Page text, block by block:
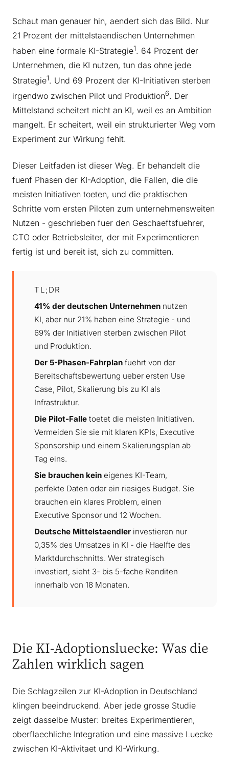
Schaut man genauer hin, aendert sich das Bild. Nur
21 Prozent der mittelstaendischen Unternehmen
haben eine formale KI-Strategie1. 64 Prozent der
Unternehmen, die KI nutzen, tun das ohne jede
Strategie1. Und 69 Prozent der KI-Initiativen sterben
irgendwo zwischen Pilot und Produktion6. Der
Mittelstand scheitert nicht an KI, weil es an Ambition
mangelt. Er scheitert, weil ein strukturierter Weg vom
Experiment zur Wirkung fehlt.
Dieser Leitfaden ist dieser Weg. Er behandelt die
fuenf Phasen der KI-Adoption, die Fallen, die die
meisten Initiativen toeten, und die praktischen
Schritte vom ersten Piloten zum unternehmensweiten
Nutzen - geschrieben fuer den Geschaeftsfuehrer,
CTO oder Betriebsleiter, der mit Experimentieren
fertig ist und bereit ist, sich zu committen.
TL;DR
41% der deutschen Unternehmen nutzen
KI, aber nur 21% haben eine Strategie - und
69% der Initiativen sterben zwischen Pilot
und Produktion.
Der 5-Phasen-Fahrplan fuehrt von der
Bereitschaftsbewertung ueber ersten Use
Case, Pilot, Skalierung bis zu KI als
Infrastruktur.
Die Pilot-Falle toetet die meisten Initiativen.
Vermeiden Sie sie mit klaren KPIs, Executive
Sponsorship und einem Skalierungsplan ab
Tag eins.
Sie brauchen kein eigenes KI-Team,
perfekte Daten oder ein riesiges Budget. Sie
brauchen ein klares Problem, einen
Executive Sponsor und 12 Wochen.
Deutsche Mittelstaendler investieren nur
0,35% des Umsatzes in KI - die Haelfte des
Marktdurchschnitts. Wer strategisch
investiert, sieht 3- bis 5-fache Renditen
innerhalb von 18 Monaten.
Die KI-Adoptionsluecke: Was die
Zahlen wirklich sagen
Die Schlagzeilen zur KI-Adoption in Deutschland
klingen beeindruckend. Aber jede grosse Studie
zeigt dasselbe Muster: breites Experimentieren,
oberflaechliche Integration und eine massive Luecke
zwischen KI-Aktivitaet und KI-Wirkung.